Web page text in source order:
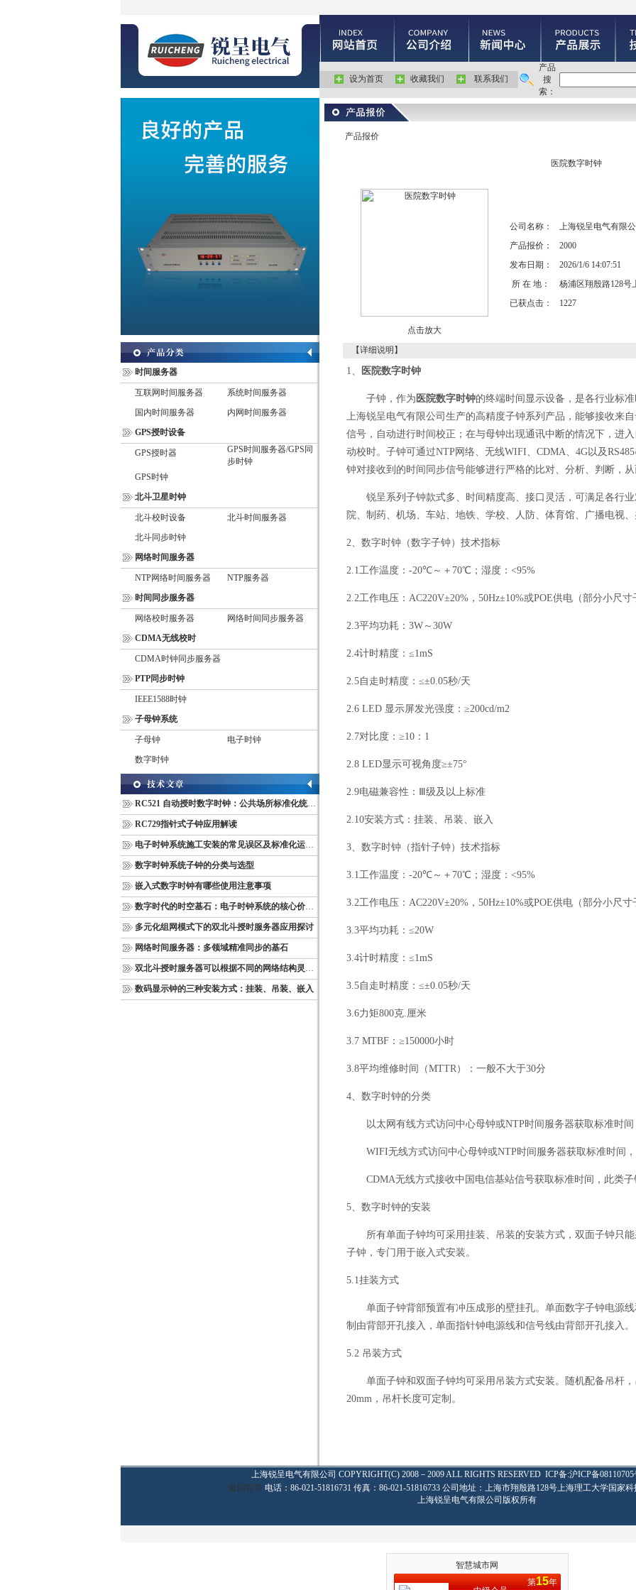
设为首页 收藏我们 联系我们
产品
搜
索：
时间服务器
互联网时间服务器
系统时间服务器
国内时间服务器
内网时间服务器
GPS授时设备
GPS授时器
GPS时间服务器/GPS同
步时钟
GPS时钟
北斗卫星时钟
北斗校时设备
北斗时间服务器
北斗同步时钟
网络时间服务器
NTP网络时间服务器
NTP服务器
时间同步服务器
网络校时服务器
网络时间同步服务器
CDMA无线校时
CDMA时钟同步服务器
PTP同步时钟
IEEE1588时钟
子母钟系统
子母钟
电子时钟
数字时钟
RC521 自动授时数字时钟：公共场所标准化统一计时终端
RC729指针式子钟应用解读
电子时钟系统施工安装的常见误区及标准化运维管理规范
数字时钟系统子钟的分类与选型
嵌入式数字时钟有哪些使用注意事项
数字时代的时空基石：电子时钟系统的核心价值与多维意义
多元化组网模式下的双北斗授时服务器应用探讨
网络时间服务器：多领域精准同步的基石
双北斗授时服务器可以根据不同的网络结构灵活部署
数码显示钟的三种安装方式：挂装、吊装、嵌入
产品报价
医院数字时钟
点击放大
公司名称：
上海锐呈电气有限公
产品报价：
2000
发布日期：
2026/1/6 14:07:51
所 在 地：
杨浦区翔殷路128号
已获点击：
1227
【详细说明】
1、 医院数字时钟
子钟，作为 医院数字时钟的终端时间显示设备，是各行业标
上海锐呈电气有限公司生产的高精度子钟系列产品，能够接收来
信号，自动进行时间校正；在与母钟出现通讯中断的情况下，进
动校时。子钟可通过NTP网络、无线WIFI、 CDMA、 4G以及RS485
钟对接收到的时间同步信号能够进行严格的比对、分析、判断，从
锐呈系列子钟款式多、时间精度高、接口灵活，可满足各行
院、制药、机场、车站、地铁、学校、人防、体育馆、广播电视
2、数字时钟（数字子钟） 技术指标
2.1工作温度： -20℃～＋ 70℃；湿度： <95%
2.2工作电压： AC220V±20% ， 50Hz±10%或POE供电（部分小尺寸
2.3平均功耗： 3W ～ 30W
2.4计时精度： ≤1mS
2.5自走时精度：≤±0.05秒/天
2.6 LED 显示屏发光强度： ≥200cd/m2
2.7对比度： ≥10 ： 1
2.8 LED显示可视角度≥±75°
2.9电磁兼容性：Ⅲ级及以上标准
2.10安装方式：挂装、吊装、嵌入
3、数字时钟（指针子钟） 技术指标
3.1工作温度： -20℃～＋ 70℃；湿度： <95%
3.2工作电压： AC220V±20% ， 50Hz±10%或POE供电（部分小尺寸
3.3平均功耗：≤20W
3.4计时精度： ≤1mS
3.5自走时精度： ≤±0.05秒/天
3.6力矩800克.厘米
3.7 MTBF ： ≥150000小时
3.8平均维修时间（MTTR）：一般不大于30分
4、数字时钟的分类
以太网有线方式访问中心母钟或NTP时间服务器获取标准时
WIFI无线方式访问中心母钟或NTP时间服务器获取标准时间
CDMA无线方式接收中国电信基站信号获取标准时间，此类
5、数字时钟的安装
所有单面子钟均可采用挂装、吊装的安装方式，双面子钟只能
子钟，专门用于嵌入式安装。
5.1挂装方式
单面子钟背部预置有冲压成形的壁挂孔。单面数字子钟电源
制由背部开孔接入，单面指针钟电源线和信号线由背部开孔接入。
5.2 吊装方式
单面子钟和双面子钟均可采用吊装方式安装。随机配备吊杆
20mm ，吊杆长度可定制。
上海锐呈电气有限公司 COPYRIGHT(C) 2008－2009 ALL RIGHTS RESERVED ICP备:沪ICP备08110705
返回首页 电话：86-021-51816731 传真：86-021-51816733 公司地址：上海市翔殷路128号上海理工大学国家
上海锐呈电气有限公司版权所有
智慧城市网
第15年